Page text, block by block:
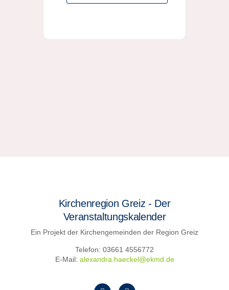
Kirchenregion Greiz - Der
Veranstaltungskalender
Ein Projekt der Kirchengemeinden der Region Greiz
Telefon: 03661 4556772
E-Mail: alexandra.haeckel@ekmd.de